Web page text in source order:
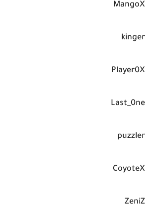
MangoX
kinger
Player0X
Last_0ne
puzzler
CoyoteX
ZeniZ